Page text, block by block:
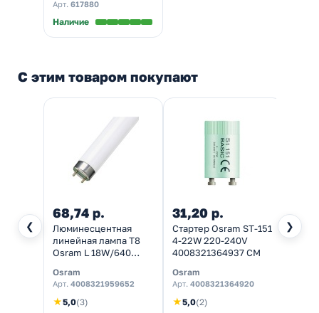
Арт. 617880
Наличие
С этим товаром покупают
❮ ❯
68,74 р.
Люминесцентная
линейная лампа T8
Osram L 18W/640
Osram
Арт. 4008321959652
★5,0(3)
31,20 р.
Стартер Osram ST-151
4-22W 220-240V
4008321364937 СМ
Osram
Арт. 4008321364920
★5,0(2)